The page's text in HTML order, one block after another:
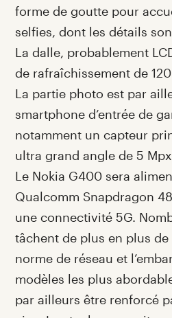
forme de goutte pour
selfies, dont les détails
La dalle, probablement
de rafraîchissement de
La partie photo est par
smartphone d’entrée de
notamment un capteur
ultra grand angle de 5
Le Nokia G400 sera
Qualcomm Snapdragon
une connectivité 5G.
tâchent de plus en plus
norme de réseau et
modèles les plus
par ailleurs être renforcé